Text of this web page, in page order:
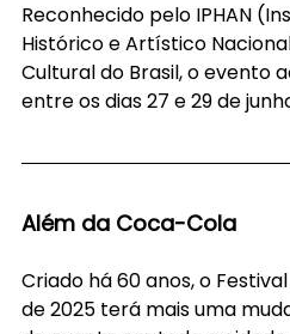
Reconhecido pelo IPHAN
Histórico e Artístico
Cultural do Brasil, o evento
entre os dias 27 e 29 de
Além da Coca-Cola
Criado há 60 anos, o
de 2025 terá mais uma